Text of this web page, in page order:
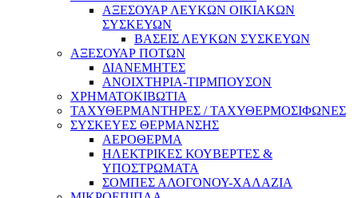
ΑΞΕΣΟΥΑΡ ΛΕΥΚΩΝ ΟΙΚΙΑΚΩΝ
ΣΥΣΚΕΥΩΝ
ΒΑΣΕΙΣ ΛΕΥΚΩΝ ΣΥΣΚΕΥΩΝ
ΑΞΕΣΟΥΑΡ ΠΟΤΩΝ
ΔΙΑΝΕΜΗΤΕΣ
ΑΝΟΙΧΤΗΡΙΑ-ΤΙΡΜΠΟΥΣΟΝ
ΧΡΗΜΑΤΟΚΙΒΩΤΙΑ
ΤΑΧΥΘΕΡΜΑΝΤΗΡΕΣ / ΤΑΧΥΘΕΡΜΟΣΙΦΩΝΕΣ
ΣΥΣΚΕΥΕΣ ΘΕΡΜΑΝΣΗΣ
ΑΕΡΟΘΕΡΜΑ
ΗΛΕΚΤΡΙΚΕΣ ΚΟΥΒΕΡΤΕΣ &
ΥΠΟΣΤΡΩΜΑΤΑ
ΣΟΜΠΕΣ ΑΛΟΓΟΝΟΥ-ΧΑΛΑΖΙΑ